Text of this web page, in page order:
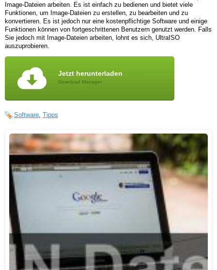
Image-Dateien arbeiten. Es ist einfach zu bedienen und bietet viele
Funktionen, um Image-Dateien zu erstellen, zu bearbeiten und zu
konvertieren. Es ist jedoch nur eine kostenpflichtige Software und einige
Funktionen können von fortgeschrittenen Benutzern genutzt werden. Falls
Sie jedoch mit Image-Dateien arbeiten, lohnt es sich, UltraISO
auszuprobieren.
Jetzt herunterladen
Download Manager
Software, Tipps